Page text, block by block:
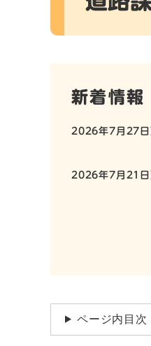
新着情報
2026年7月27日
2026年7月21日
ページ内目次